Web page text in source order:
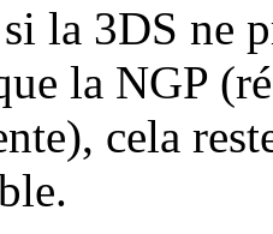
la 3DS ne
la NGP
cela